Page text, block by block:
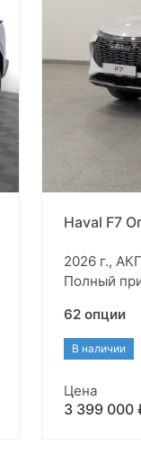
Haval F7
2026 г.,
Полный
62 опции
В наличии
Цена
3 399 000